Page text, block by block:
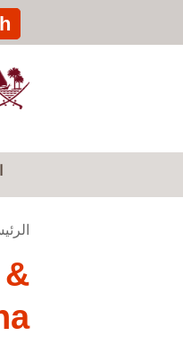
تجاوز إلى المحتوى